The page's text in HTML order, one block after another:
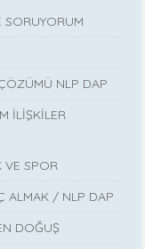
SORUYORUM
NLP DAP
İLİŞKİLER
VE SPOR
ALMAK / NLP DAP
DOĞUŞ